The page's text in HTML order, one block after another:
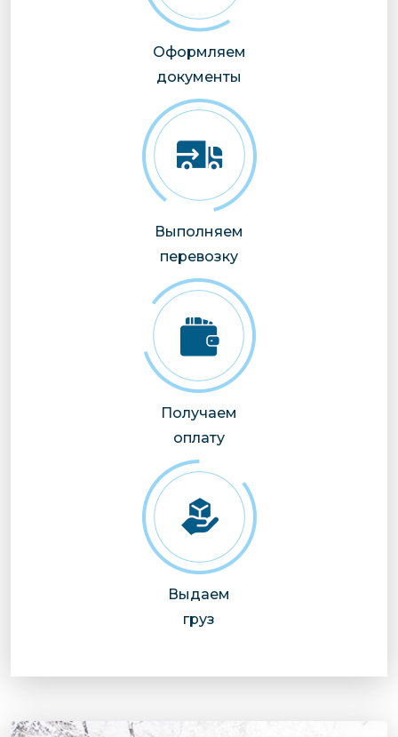
Оформляем
документы
Выполняем
перевозку
Получаем
оплату
Выдаем
груз